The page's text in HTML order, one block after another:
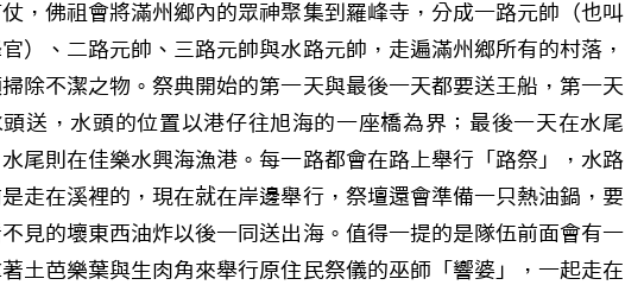
，佛祖會將滿州鄉內的眾神聚集到羅峰寺，分成一路元帥（也叫
）、二路元帥、三路元帥與水路元帥，走遍滿州鄉所有的村落，
除不潔之物。祭典開始的第一天與最後一天都要送王船，第一天
頭送，水頭的位置以港仔往旭海的一座橋為界；最後一天在水尾
尾則在佳樂水興海漁港。每一路都會在路上舉行「路祭」，水路
走在溪裡的，現在就在岸邊舉行，祭壇還會準備一只熱油鍋，要
見的壞東西油炸以後一同送出海。值得一提的是隊伍前面會有一
土芭樂葉與生肉角來舉行原住民祭儀的巫師「響婆」，一起走在